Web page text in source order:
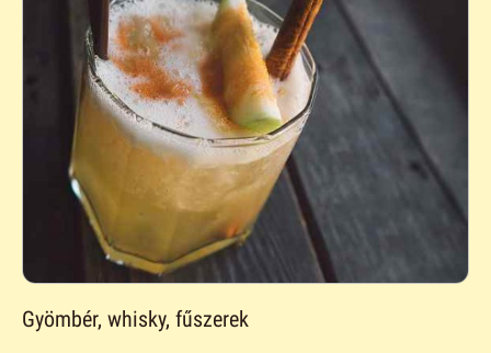
Gyömbér, whisky, fűszerek